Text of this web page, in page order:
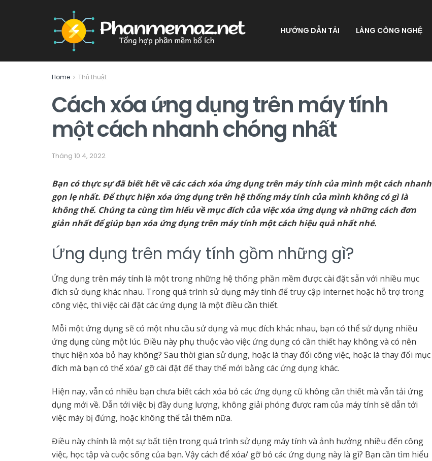
HƯỚNG DẪN TẢI LÀNG CÔNG NGHỆ
Home Thủ thuật
Cách xóa ứng dụng trên máy tính
một cách nhanh chóng nhất
Tháng 10 4, 2022
Bạn có thực sự đã biết hết về các cách xóa ứng dụng trên máy tính của mình một cách nhanh
gọn lẹ nhất. Để thực hiện xóa ứng dụng trên hệ thống máy tính của mình không có gì là
không thể. Chúng ta cùng tìm hiểu về mục đích của việc xóa ứng dụng và những cách đơn
giản nhất để giúp bạn xóa ứng dụng trên máy tính một cách hiệu quả nhất nhé.
Ứng dụng trên máy tính gồm những gì?
Ứng dụng trên máy tính là một trong những hệ thống phần mềm được cài đặt sẵn với nhiều mục
đích sử dụng khác nhau. Trong quá trình sử dụng máy tính để truy cập internet hoặc hỗ trợ trong
công việc, thì việc cài đặt các ứng dụng là một điều cần thiết.
Mỗi một ứng dụng sẽ có một nhu cầu sử dụng và mục đích khác nhau, bạn có thể sử dụng nhiều
ứng dụng cùng một lúc. Điều này phụ thuộc vào việc ứng dụng có cần thiết hay không và có nên
thực hiện xóa bỏ hay không? Sau thời gian sử dụng, hoặc là thay đổi công việc, hoặc là thay đổi mục
đích mà bạn có thể xóa/ gỡ cài đặt để thay thế mới bằng các ứng dụng khác.
Hiện nay, vẫn có nhiều bạn chưa biết cách xóa bỏ các ứng dụng cũ không cần thiết mà vẫn tải ứng
dụng mới về. Dẫn tới việc bị đầy dung lượng, không giải phóng được ram của máy tính sẽ dẫn tới
việc máy bị đứng, hoặc không thể tải thêm nữa.
Điều này chính là một sự bất tiện trong quá trình sử dụng máy tính và ảnh hưởng nhiều đến công
việc, học tập và cuộc sống của bạn. Vậy cách để xóa/ gỡ bỏ các ứng dụng này là gì? Bạn cần tìm hiểu